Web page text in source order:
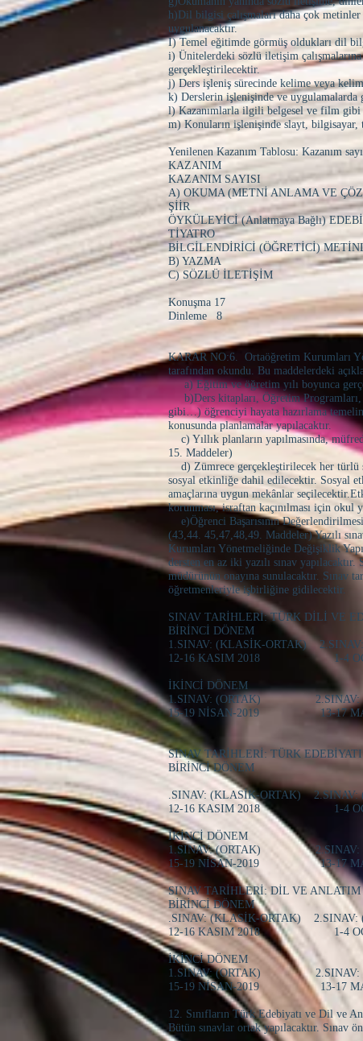
h)Dil bilgisi çalışmaları daha çok
uygulanacaktır.
I) Temel eğitimde görmüş oldukları dil
i) Ünitelerdeki sözlü iletişim
gerçekleştirilecektir.
j) Ders işleniş sürecinde kelime veya
k) Derslerin işlenişinde ve
l) Kazanımlarla ilgili belgesel ve film gibi
m) Konuların işlenişinde slayt,
Yenilenen Kazanım Tablosu: Kazanım
KAZANIM
KAZANIM SAYISI
A) OKUMA (METNİ ANLAMA VE
ŞİİR
ÖYKÜLEYİCİ (Anlatmaya Bağlı)
BİLGİLENDİRİCİ (ÖĞRETİCİ)
B)
C) SÖZLÜ İLETİŞİM
Konuşma 17
Dinleme 8
KARAR NO:6. Ortaöğretim Kurumları
tarafından okundu. Bu maddelerdeki
a) Eğitim ve öğretim yılı boyunca
b)Ders kitapları, Öğretim Programları,
gibi…) öğrenciyi hayata hazırlama
konusunda planlamalar yapılacaktır.
c) Yıllık planların yapılmasında,
15. Maddeler)
d) Zümrece gerçekleştirilecek her türlü
sosyal etkinliğe dahil edilecektir. Sosyal
amaçlarına uygun mekânlar
korunması, israftan kaçınılması için
e)Öğrenci Başarısının
(43,44. 45,47,48,49. Maddeler) Yazılı
Kurumları Yönetmeliğinde Değişiklik
dersten en az iki yazılı sınav
müdürünün onayına sunulacaktır. Sınav
öğretmenleriyle işbirliğine gidilecektir.
SINAV TARİHLERİ: TÜRK DİLİ VE
BİRİNCİ DÖNEM
1.SINAV: (KLASİK-ORTAK)
12-16 KASIM 2018 1-4
İKİNCİ DÖNEM
1.SINAV: (ORTAK) 2.SINAV:
15-19 NİSAN-2019 13-17
SINAV TARİHLERİ: TÜRK
BİRİNCİ DÖNEM
.SINAV: (KLASİK-ORTAK) 2.SINAV:
12-16 KASIM 2018 1-4
İKİNCİ DÖNEM
1.SINAV: (ORTAK) 2.SINAV:
15-19 NİSAN-2019 13-17
SINAV TARİHLERİ: DİL VE ANLATIM
BİRİNCİ DÖNEM
.SINAV: (KLASİK-ORTAK) 2.SINAV:
12-16 KASIM 2018 1-4
İKİNCİ DÖNEM
1.SINAV: (ORTAK) 2.SINAV:
15-19 NİSAN-2019 13-17
12. Sınıfların Türk Edebiyatı ve Dil ve
Bütün sınavlar ortak yapılacaktır. Sınav